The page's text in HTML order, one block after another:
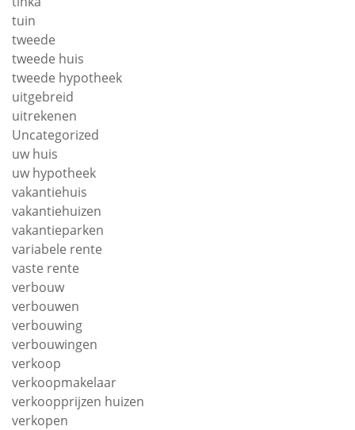
tuin
tweede
tweede huis
tweede hypotheek
uitgebreid
uitrekenen
Uncategorized
uw huis
uw hypotheek
vakantiehuis
vakantiehuizen
vakantieparken
variabele rente
vaste rente
verbouw
verbouwen
verbouwing
verbouwingen
verkoop
verkoopmakelaar
verkoopprijzen huizen
verkopen